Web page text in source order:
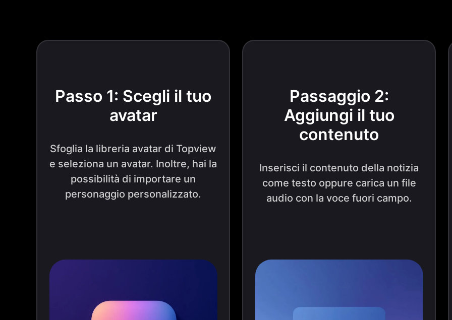
Passo 1: Scegli il tuo
avatar
Sfoglia la libreria avatar di Topview
e seleziona un avatar. Inoltre, hai la
possibilità di importare un
personaggio personalizzato.
Passaggio 2:
Aggiungi il tuo
contenuto
Inserisci il contenuto della notizia
come testo oppure carica un file
audio con la voce fuori campo.